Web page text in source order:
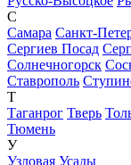
С
Самара Санкт-
Сергиев Посад
Солнечногорск
Ставрополь
Т
Таганрог Тверь
Тюмень
У
Узловая Усады